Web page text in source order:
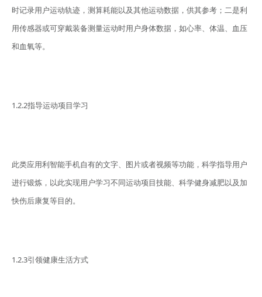
时记录用户运动轨迹，测算耗能以及其他运动数据，供其参考；二是利
用传感器或可穿戴装备测量运动时用户身体数据，如心率、体温、血压
和血氧等。
1.2.2指导运动项目学习
此类应用利智能手机自有的文字、图片或者视频等功能，科学指导用户
进行锻炼，以此实现用户学习不同运动项目技能、科学健身减肥以及加
快伤后康复等目的。
1.2.3引领健康生活方式